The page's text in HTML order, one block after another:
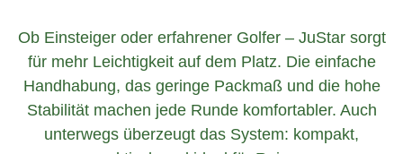
Ob Einsteiger oder erfahrener Golfer – JuStar sorgt
für mehr Leichtigkeit auf dem Platz. Die einfache
Handhabung, das geringe Packmaß und die hohe
Stabilität machen jede Runde komfortabler. Auch
unterwegs überzeugt das System: kompakt,